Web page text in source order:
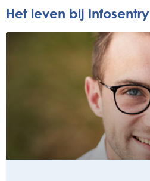
Het leven bij Infosentry